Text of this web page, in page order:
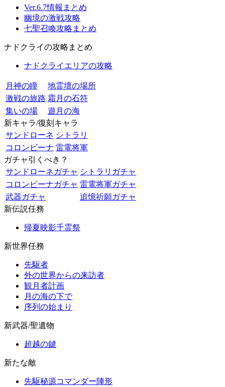
Ver.6.7情報まとめ
幽境の激戦攻略
七聖召喚攻略まとめ
ナドクライの攻略まとめ
ナドクライエリアの攻略
月神の瞳
地霊壇の場所
激戦の旅路 霜月の石符
集いの場
遊月の海
新キャラ/復刻キャラ
サンドローネ シトラリ
コロンビーナ 雷電将軍
ガチャ引くべき？
サンドローネガチャ シトラリガチャ
コロンビーナガチャ 雷電将軍ガチャ
武器ガチャ
追憶祈願ガチャ
新伝説任務
帰夏映影千霊祭
新世界任務
先駆者
外の世界からの来訪者
観月者計画
月の海の下で
序列の始まり
新武器/聖遺物
超越の鍵
新たな敵
先駆秘源コマンダー陣形